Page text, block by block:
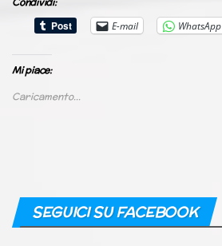
E-mail
WhatsApp
Mi piace:
Caricamento...
SEGUICI SU FACEBOOK